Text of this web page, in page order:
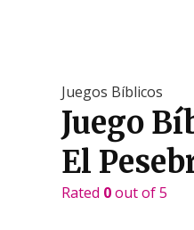
Juegos Bíblicos
Juego
El
Rated 0out of 5